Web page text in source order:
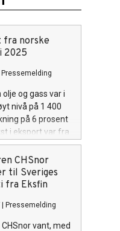
fra norske
2025
Pressemelding
og gass var i
nivå på 1 400
på 6 prosent
i eksport var fra
og
CHSnor
til Sveriges
fra Eksfin
Pressemelding
vant, med